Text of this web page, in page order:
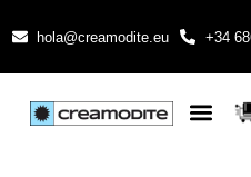
hola@creamodite.eu +34